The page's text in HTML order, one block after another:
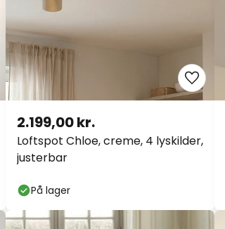
Loftspot Chloe, creme, 4 lyskilder,
justerbar
2.199,00 kr.
På lager